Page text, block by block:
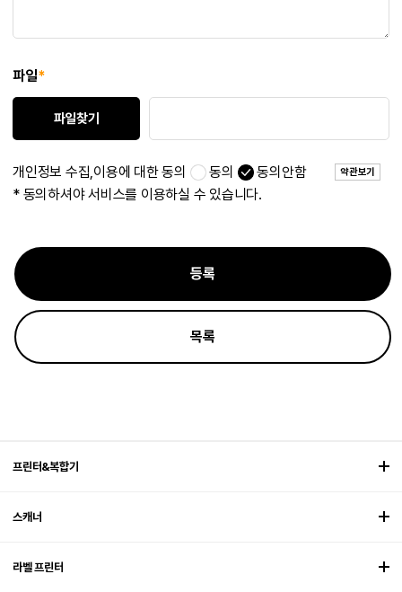
파일*
파일찾기
개인정보 수집,이용에 대한 동의 동의 동의안함 약관보기
* 동의하셔야 서비스를 이용하실 수 있습니다.
목록
등록
프린터&복합기
스캐너
라벨 프린터